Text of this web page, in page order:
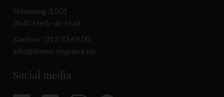
Steenweg 3.501
3540 Herk-de-Stad
Kantoor: 013 33 69 00
info@immo-myplace.be
Social media